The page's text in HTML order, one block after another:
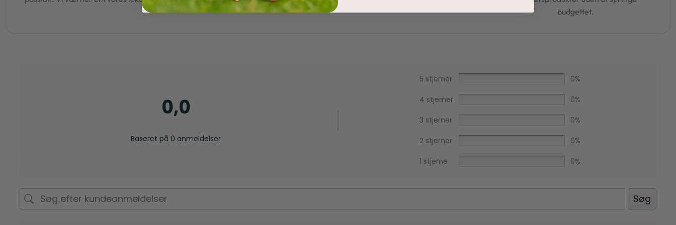
budgettet.
0,0
Baseret på 0 anmeldelser
5 stjerner 0%
4 stjerner 0%
3 stjerner 0%
2 stjerner 0%
1 stjerne 0%
Søg
Facebook